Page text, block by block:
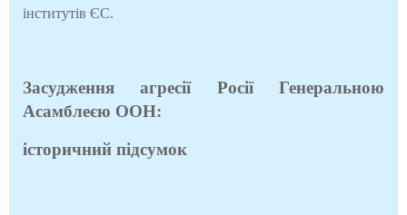
інститутів ЄС.
Засудження агресії Росії Генеральною
Асамблеєю ООН:
iсторичний підсумок